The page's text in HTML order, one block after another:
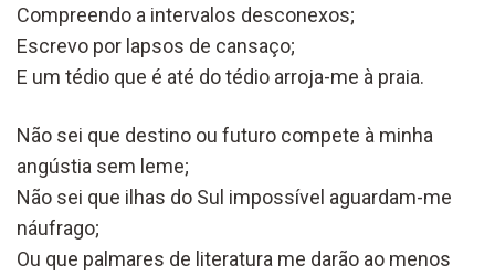
Compreendo a intervalos desconexos;
Escrevo por lapsos de cansaço;
E um tédio que é até do tédio arroja-me à praia.
Não sei que destino ou futuro compete à minha
angústia sem leme;
Não sei que ilhas do Sul impossível aguardam-me
náufrago;
Ou que palmares de literatura me darão ao menos